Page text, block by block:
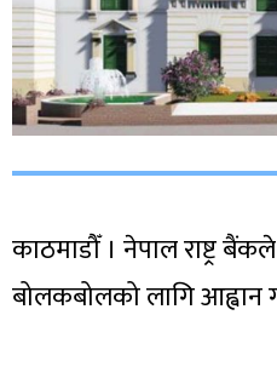
काठमाडौँ । नेपाल राष्ट्र
बोलकबोलको लागि आह्वान